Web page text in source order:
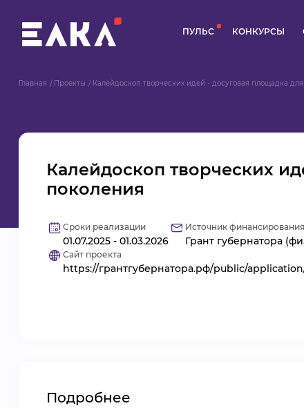
ПУЛЬС КОНКУРСЫ
Главная Проекты Калейдоскоп творческих идей - досуговая площадка
Калейдоскоп творческих
поколения
Сроки реализации
01.07.2025 - 01.03.2026
Источник финансирования
Грант губернатора
Сайт проекта
https://грантгубернатора.рф/public/
Подробнее